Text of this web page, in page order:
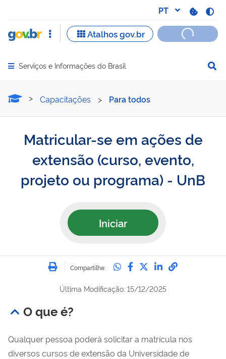
Abrir menu principal de navegação
Serviços e Informações do Brasil
Matricular-se em ações
Capacitações > Para todos
Matricular-se em ações de
extensão (curso, evento,
projeto ou programa) - UnB
Iniciar
Imprimir
Compartilhe: Compartilhe no
Compartilhe no
Compartilhe no
Compartilhe
Última Modificação: 15/12/2025
O que é?
Qualquer pessoa poderá solicitar a matrícula nos
diversos cursos de extensão da Universidade de